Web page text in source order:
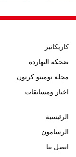
كاريكاتير
ضحكة النهارده
مجلة توميتو كرتون
اخبار ومسابقات
الرئيسية
الرسامون
اتصل بنا